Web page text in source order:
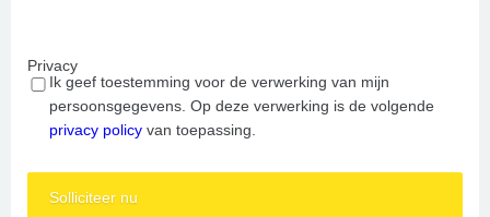
Privacy
Ik geef toestemming voor de verwerking van mijn
persoonsgegevens. Op deze verwerking is de volgende
privacy policy van toepassing.